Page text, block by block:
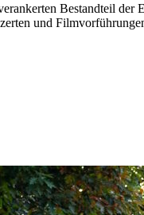
Bestandteil
und